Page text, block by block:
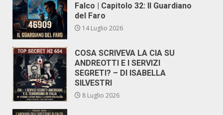
Falco | Capitolo 32: Il Guardiano
del Faro
14 Luglio 2026
COSA SCRIVEVA LA CIA SU
ANDREOTTI E I SERVIZI
SEGRETI? – DI ISABELLA
SILVESTRI
8 Luglio 2026